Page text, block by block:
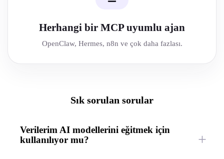
Herhangi bir MCP uyumlu ajan
OpenClaw, Hermes, n8n ve çok daha fazlası.
Sık sorulan sorular
Verilerim AI modellerini eğitmek için
kullanılıyor mu?